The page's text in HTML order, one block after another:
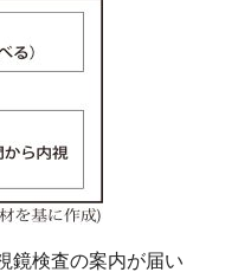
鏡検査の案内が届い